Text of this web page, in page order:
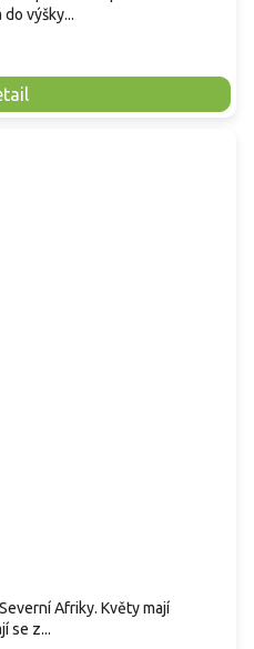
výšky...
Afriky. Květy mají
se z...